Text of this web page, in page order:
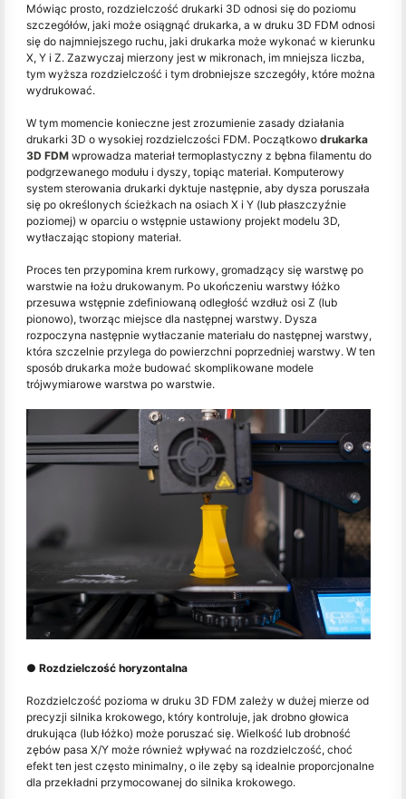
Mówiąc prosto, rozdzielczość drukarki 3D odnosi się do poziomu
szczegółów, jaki może osiągnąć drukarka, a w druku 3D FDM odnosi
się do najmniejszego ruchu, jaki drukarka może wykonać w kierunku
X, Y i Z. Zazwyczaj mierzony jest w mikronach, im mniejsza liczba,
tym wyższa rozdzielczość i tym drobniejsze szczegóły, które można
wydrukować.
W tym momencie konieczne jest zrozumienie zasady działania
drukarki 3D o wysokiej rozdzielczości FDM. Początkowo drukarka
3D FDM wprowadza materiał termoplastyczny z bębna filamentu do
podgrzewanego modułu i dyszy, topiąc materiał. Komputerowy
system sterowania drukarki dyktuje następnie, aby dysza poruszała
się po określonych ścieżkach na osiach X i Y (lub płaszczyźnie
poziomej) w oparciu o wstępnie ustawiony projekt modelu 3D,
wytłaczając stopiony materiał.
Proces ten przypomina krem rurkowy, gromadzący się warstwę po
warstwie na łożu drukowanym. Po ukończeniu warstwy łóżko
przesuwa wstępnie zdefiniowaną odległość wzdłuż osi Z (lub
pionowo), tworząc miejsce dla następnej warstwy. Dysza
rozpoczyna następnie wytłaczanie materiału do następnej warstwy,
która szczelnie przylega do powierzchni poprzedniej warstwy. W ten
sposób drukarka może budować skomplikowane modele
trójwymiarowe warstwa po warstwie.
● Rozdzielczość horyzontalna
Rozdzielczość pozioma w druku 3D FDM zależy w dużej mierze od
precyzji silnika krokowego, który kontroluje, jak drobno głowica
drukująca (lub łóżko) może poruszać się. Wielkość lub drobność
zębów pasa X/Y może również wpływać na rozdzielczość, choć
efekt ten jest często minimalny, o ile zęby są idealnie proporcjonalne
dla przekładni przymocowanej do silnika krokowego.